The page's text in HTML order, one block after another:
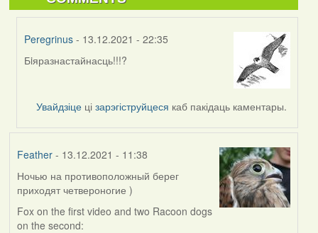
Peregrinus - 13.12.2021 - 22:35
In
Бiяразнастайнасць!!!?
Увайдзіце цізарэгіструйцеся каб пакідаць каментары.
Feather- 13.12.2021 - 11:38
Ночью на противоположный берег
приходят четвероногие )
Fox on the first video and two Racoon dogs
on the second: